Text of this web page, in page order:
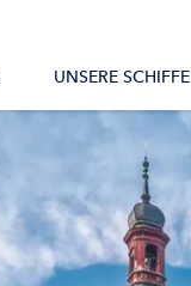
UNSERE SCHIFFE